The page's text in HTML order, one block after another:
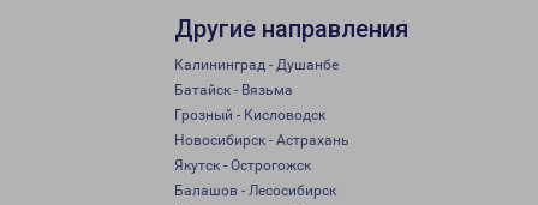
Другие направления
Калининград - Душанбе
Батайск - Вязьма
Грозный - Кисловодск
Новосибирск - Астрахань
Якутск - Острогожск
Балашов - Лесосибирск